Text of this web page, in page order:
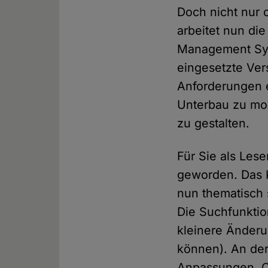
Doch nicht nur
arbeitet nun
Management
eingesetzte
Anforderungen
Unterbau zu
zu gestalten.
Für Sie als
geworden. Das
nun
Die
kleinere
können). An